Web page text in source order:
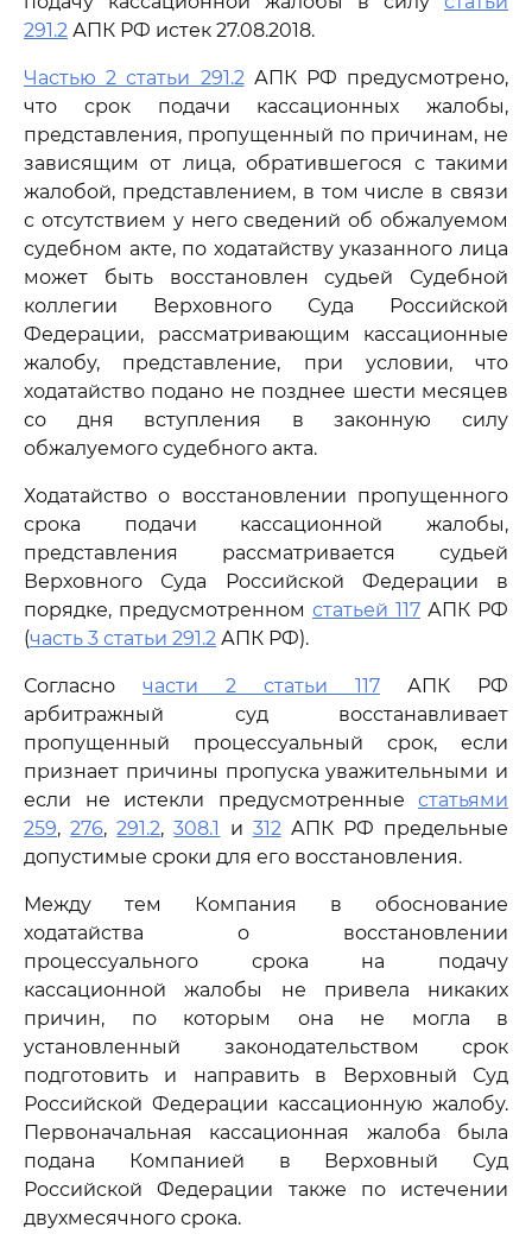
291.2 АПК РФ истек 27.08.2018.
Частью 2 статьи 291.2АПК РФ предусмотрено,
что срок подачи кассационных жалобы,
представления, пропущенный по причинам, не
зависящим от лица, обратившегося с такими
жалобой, представлением, в том числе в связи
с отсутствием у него сведений об обжалуемом
судебном акте, по ходатайству указанного лица
может быть восстановлен судьей Судебной
коллегии Верховного Суда Российской
Федерации, рассматривающим кассационные
жалобу, представление, при условии, что
ходатайство подано не позднее шести месяцев
со дня вступления в законную силу
обжалуемого судебного акта.
Ходатайство о восстановлении пропущенного
срока подачи кассационной жалобы,
представления рассматривается судьей
Верховного Суда Российской Федерации в
порядке, предусмотренном статьей 117 АПК РФ
(часть 3 статьи 291.2 АПК РФ).
Согласно части 2 статьи 117 АПК РФ
арбитражный суд восстанавливает
пропущенный процессуальный срок, если
признает причины пропуска уважительными и
если не истекли предусмотренные статьями
259,276,291.2,308.1 и 312АПК РФ предельные
допустимые сроки для его восстановления.
Между тем Компания в обоснование
ходатайства о восстановлении
процессуального срока на подачу
кассационной жалобы не привела никаких
причин, по которым она не могла в
установленный законодательством срок
подготовить и направить в Верховный Суд
Российской Федерации кассационную жалобу.
Первоначальная кассационная жалоба была
подана Компанией в Верховный Суд
Российской Федерации также по истечении
двухмесячного срока.